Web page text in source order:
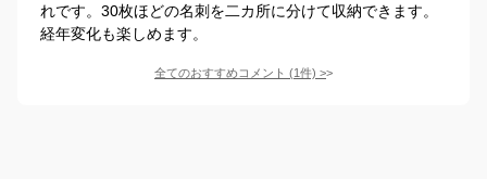
れです。30枚ほどの名刺を二カ所に分けて収納できます。
経年変化も楽しめます。
全てのおすすめコメント (1件) >